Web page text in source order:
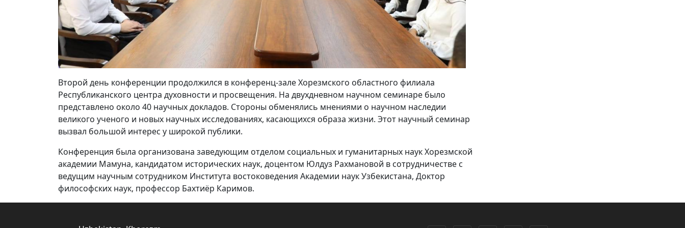
Второй день конференции продолжился в конференц-зале Хорезмского областного филиала
Республиканского центра духовности и просвещения. На двухдневном научном семинаре было
представлено около 40 научных докладов. Стороны обменялись мнениями о научном наследии
великого ученого и новых научных исследованиях, касающихся образа жизни. Этот научный семинар
вызвал большой интерес у широкой публики.
Конференция была организована заведующим отделом социальных и гуманитарных наук Хорезмской
академии Мамуна, кандидатом исторических наук, доцентом Юлдуз Рахмановой в сотрудничестве с
ведущим научным сотрудником Института востоковедения Академии наук Узбекистана, Доктор
философских наук, профессор Бахтиёр Каримов.